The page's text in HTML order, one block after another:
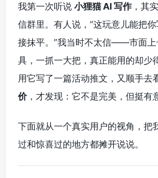
我第一次听说 小狸猫 AI 写作 ，其
信群里。有人说，“这玩意儿能把
接抹平。”我当时不太信——市面上
具，一抓一大把，真正能用的却少
用它写了一篇活动推文，又顺手去
价，才发现：它不是完美，但挺有
下面就从一个真实用户的视角，把
过和惊喜过的地方都摊开说说。